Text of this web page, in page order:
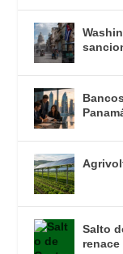
Salto